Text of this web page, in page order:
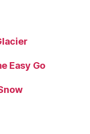
Easy Go